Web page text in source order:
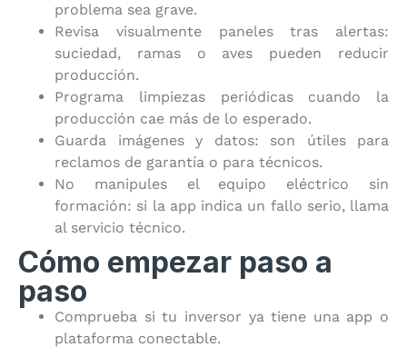
problema sea grave.
Revisa visualmente paneles tras alertas:
suciedad, ramas o aves pueden reducir
producción.
Programa limpiezas periódicas cuando la
producción cae más de lo esperado.
Guarda imágenes y datos: son útiles para
reclamos de garantía o para técnicos.
No manipules el equipo eléctrico sin
formación: si la app indica un fallo serio, llama
al servicio técnico.
Cómo empezar paso a
paso
Comprueba si tu inversor ya tiene una app o
plataforma conectable.